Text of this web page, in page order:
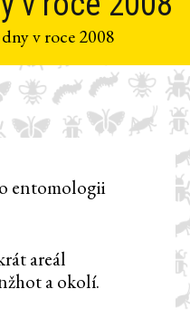
v roce 2008
entomologii
areál
a okolí.